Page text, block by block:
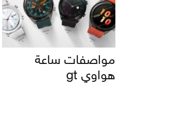
مواصفات ساعة
هواوي gt